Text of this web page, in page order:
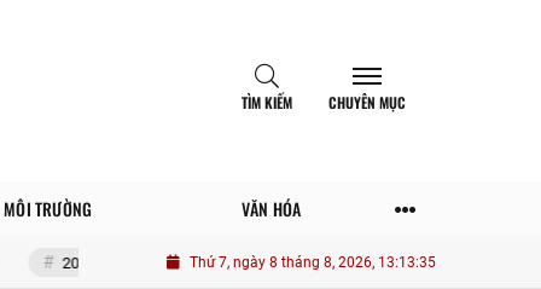
TÌM KIẾM CHUYÊN MỤC
MÔI TRƯỜNG VĂN HÓA
tưởng tiết kiệm nhưng lại tốn đống tiền Một số yếu tố tác động
Thứ 7, ngày 8 tháng 8, 2026, 13:13:36